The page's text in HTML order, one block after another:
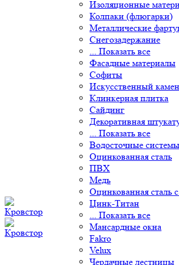
Изоляционные
Колпаки (флюгарки)
Металлические
Снегозадержание
... Показать все
Фасадные материалы
Софиты
Искусственный
Клинкерная плитка
Сайдинг
Декоративная
... Показать все
Водосточные системы
Оцинкованная сталь
ПВХ
Медь
Оцинкованная сталь
Цинк-Титан
... Показать все
Мансардные окна
Fakro
Velux
Чердачные лестницы